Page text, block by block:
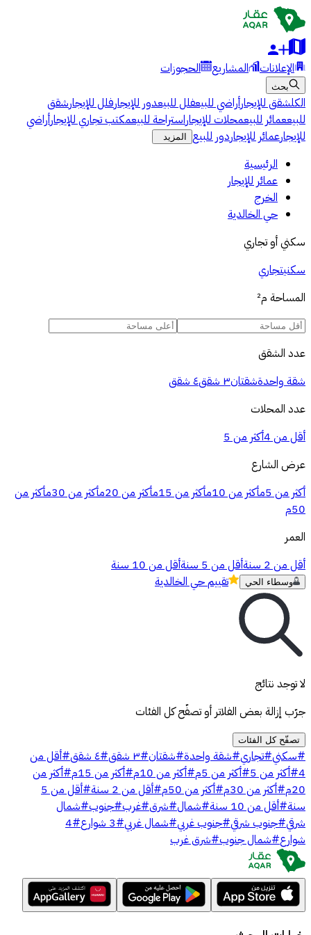
الإعلانات المشاريع الحجوزات
بحث
الكلشقق للإيجارأراضي للبيعفلل للبيعدور للإيجارفلل للإيجارشقق
للبيععمائر للبيعمحلات للإيجاراستراحة للبيعمكتب تجاري للإيجارأراضي
للإيجارعمائر للإيجاردور للبيع المزيد
الرئيسية
عمائر للإيجار
الخرج
حي الخالدية
سكني أو تجاري
سكنيتجاري
المساحة م²
عدد الشقق
شقة واحدةشقتان٣ شقق
٤ شقق
عدد المحلات
أقل من 4 أكثر من 5
عرض الشارع
أكثر من 5م
أكثر من 10م أكثر من 15م أكثر من 20م أكثر من 30م
أكثر من
50م
العمر
أقل من 2 سنة
أقل من 5 سنة أقل من 10 سنة
وسطاء الحي تقييمحي الخالدية
لا توجد نتائج
جرّب إزالة بعض الفلاتر أو تصفّح كل الفئات
تصفّح كل الفئات
#سكني#تجاري#شقة واحدة#شقتان#٣ شقق #٤ شقق #أقل من
4
#أكثر من 5 #أكثر من 5م #أكثر من 10م #أكثر من 15م #أكثر من
20م #أكثر من 30م #أكثر من 50م #أقل من 2 سنة #
أقل من 5
سنة#أقل من 10 سنة #شمال#شرق#غرب#جنوب#شمال
شرقي#جنوب شرقي#جنوب غربي#شمال غربي#3 شوارع #
4
شوارع#شمال جنوب#شرق غرب